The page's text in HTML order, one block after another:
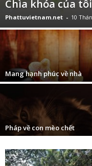
Chìa khóa của
Phattuvietnam.net - 10
Mang hạnh phúc về nhà
Pháp về con mèo chết